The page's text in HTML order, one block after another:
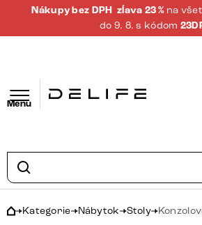
Nákupy bez DPH zĺava 23 % na
do 9. 8. s kódom
Menu
Kategorie Nábytok Stoly